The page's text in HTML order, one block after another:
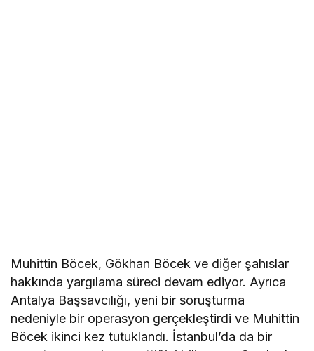
Muhittin Böcek, Gökhan Böcek ve diğer şahıslar
hakkında yargılama süreci devam ediyor. Ayrıca
Antalya Başsavcılığı, yeni bir soruşturma
nedeniyle bir operasyon gerçekleştirdi ve Muhittin
Böcek ikinci kez tutuklandı. İstanbul’da da bir